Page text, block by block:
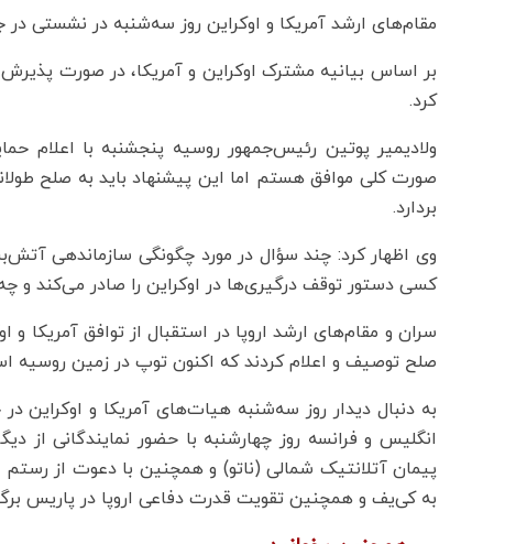
مقام‌های ارشد آمریکا و اوکراین روز سه‌شنبه در نشستی در جده عربستان با توافقی
بر اساس بیانیه مشترک اوکراین و آمریکا، در صورت
کرد.
ولادیمیر پوتین رئیس‌جمهور روسیه پنجشنبه با اعلام
صورت کلی موافق هستم اما این پیشنهاد باید به صلح
بردارد.
وی اظهار کرد:‌ چند سؤال در مورد چگونگی سازماندهی
کسی دستور توقف درگیری‌ها در اوکراین را صادر می‌کند
صلح توصیف و اعلام کردند که اکنون توپ در زمین روسیه
به دنبال دیدار روز سه‌شنبه هیات‌های آمریکا و اوکراین
انگلیس و فرانسه روز چهارشنبه با حضور نمایندگانی از
پیمان آتلانتیک شمالی (ناتو) و همچنین با دعوت از
به کی‌یف و همچنین تقویت قدرت دفاعی اروپا در پاریس